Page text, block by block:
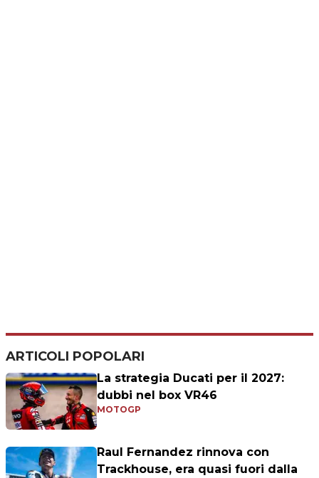
ARTICOLI POPOLARI
La strategia Ducati per il 2027:
dubbi nel box VR46
MOTOGP
Raul Fernandez rinnova con
Trackhouse, era quasi fuori dalla